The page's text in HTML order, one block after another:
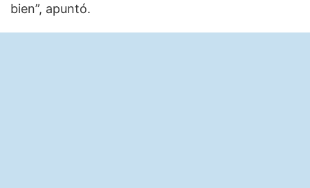
bien”, apuntó.